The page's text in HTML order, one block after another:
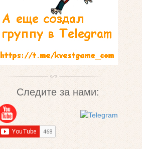
Следите за нами: